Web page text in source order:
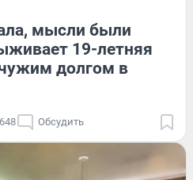
мысли были
19-летняя
долгом в
Обсудить